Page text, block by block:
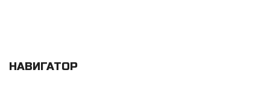
НАВИГАТОР